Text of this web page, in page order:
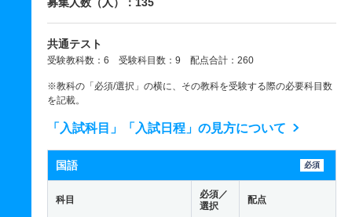
共通テスト
受験教科数：6 受験科目数：9 配点合計：260
※教科の「必須/選択」の横に、その教科を受験する際の必要科目数
を記載。
「入試科目」「入試日程」の見方について
国語 必須
科目
必須／
選択
配点